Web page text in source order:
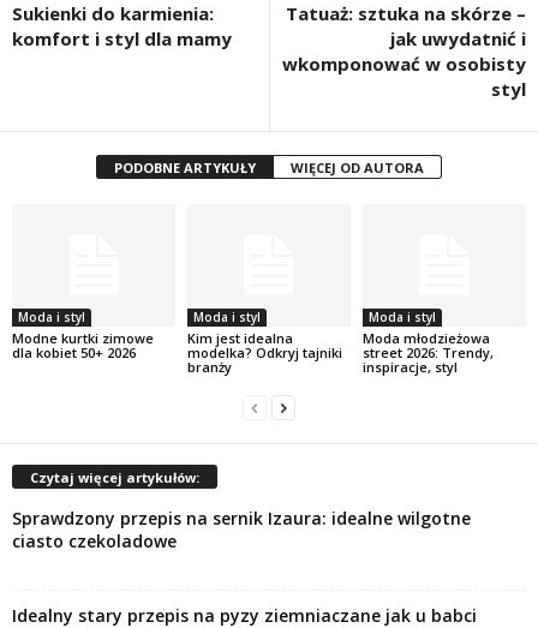
Sukienki do karmienia:
komfort i styl dla mamy
Tatuaż: sztuka na skórze –
jak uwydatnić i
wkomponować w osobisty
styl
PODOBNE ARTYKUŁY WIĘCEJ OD AUTORA
Moda i styl
Modne kurtki zimowe
dla kobiet 50+ 2026
Moda i styl
Kim jest idealna
modelka? Odkryj tajniki
branży
Moda i styl
Moda młodzieżowa
street 2026: Trendy,
inspiracje, styl
Czytaj więcej artykułów:
Sprawdzony przepis na sernik Izaura: idealne wilgotne
ciasto czekoladowe
Idealny stary przepis na pyzy ziemniaczane jak u babci